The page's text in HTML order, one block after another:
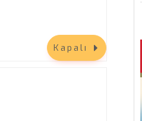
Kapalı